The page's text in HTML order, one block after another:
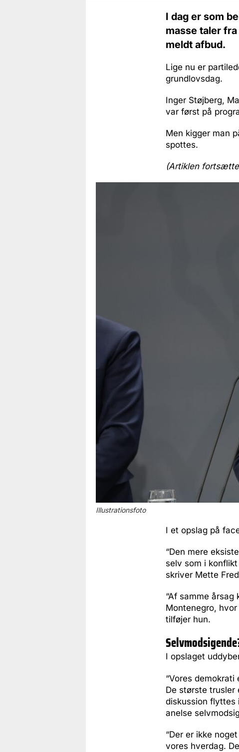
I dag er som
masse taler
meldt afbud.
Lige nu er
grundlovsdag.
Inger Støjberg,
var først på
Men kigger man
spottes.
(Artiklen
Illustrationsfoto
I et opslag på
“Den mere
selv som i
skriver Mette
“Af samme
Montenegro,
tilføjer hun.
I opslaget
“Vores
De største trusler
diskussion flyttes
anelse
“Der er ikke
vores hverdag.